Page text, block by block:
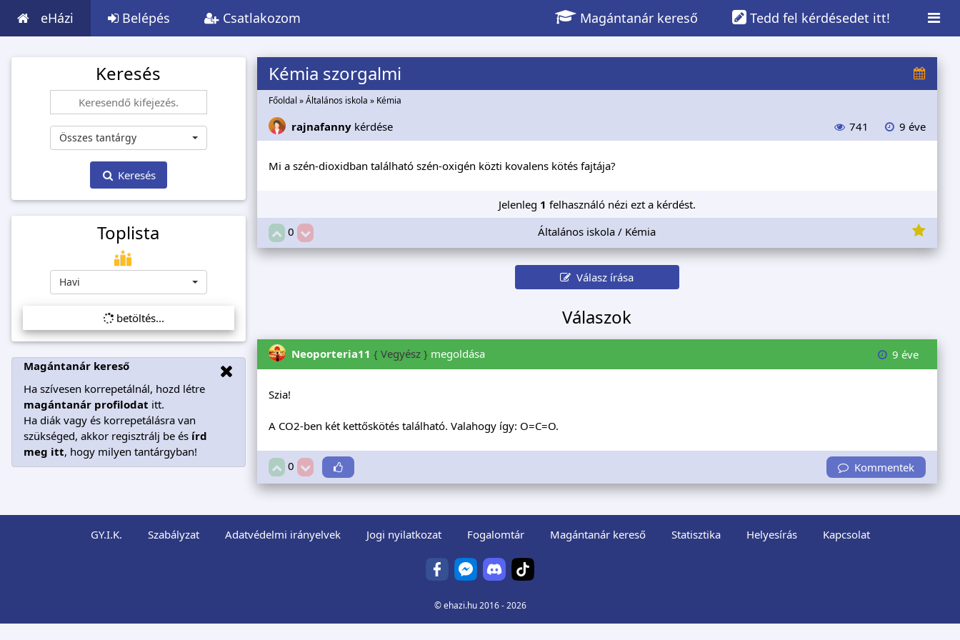
eHázi Belépés Csatlakozom Tedd fel kérdésedet itt!
Magántanár kereső
Keresés
Összes tantárgy
Keresés
Toplista
Havi
betöltés...
Magántanár kereső
Ha szívesen korrepetálnál, hozd létre
magántanár profilodat itt.
Ha diák vagy és korrepetálásra van
szükséged, akkor regisztrálj be és írd
meg itt, hogy milyen tantárgyban!
Kémia szorgalmi
Főoldal »Általános iskola » Kémia
rajnafanny kérdése 741 9 éve
Mi a szén-dioxidban található szén-oxigén közti kovalens kötés fajtája?
Jelenleg 1 felhasználó nézi ezt a kérdést.
0
Általános iskola / Kémia
Válasz írása
Válaszok
Neoporteria11 { Vegyész }megoldása 9 éve
Szia!
A CO2-ben két kettőskötés található. Valahogy így: O=C=O.
0 Kommentek
GY.I.K. Szabályzat Adatvédelmi irányelvek Jogi nyilatkozat Fogalomtár Magántanár kereső Statisztika Helyesírás Kapcsolat
©ehazi.hu2016 - 2026